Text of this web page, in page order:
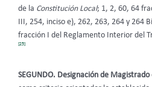
de la Constitución Local; 1, 2, 60, 64
III, 254, inciso e), 262, 263, 264 y 264
fracción I del Reglamento Interior del
[25]
SEGUNDO. Designación de Magistrado